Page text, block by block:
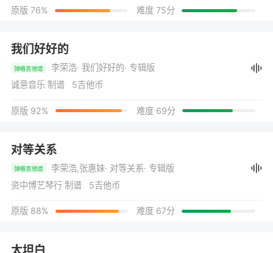
原版 76% 难度 75分
我们好好的
弹唱吉他谱 李荣浩· 我们好好的· 专辑版
诚意音乐 制谱 5吉他币
原版 92% 难度 69分
对等关系
弹唱吉他谱 李荣浩,张惠妹· 对等关系· 专辑版
资中博艺琴行 制谱 5吉他币
原版 88% 难度 67分
太坦白